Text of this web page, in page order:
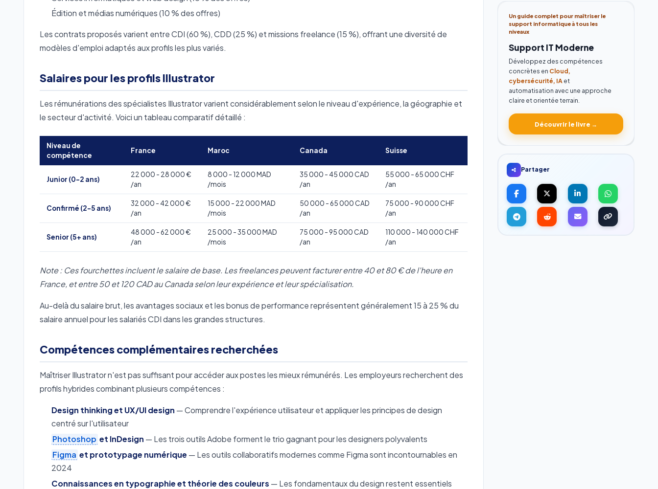
Édition et médias numériques (10 % des offres)
Les contrats proposés varient entre CDI (60 %), CDD (25 %) et missions freelance (15 %), offrant une diversité de
modèles d'emploi adaptés aux profils les plus variés.
Salaires pour les profils Illustrator
Les rémunérations des spécialistes Illustrator varient considérablement selon le niveau d'expérience, la géographie et
le secteur d'activité. Voici un tableau comparatif détaillé :
Niveau de
compétence
France Maroc Canada Suisse
Junior (0-2 ans)
22 000 - 28 000 €
/an
8 000 - 12 000 MAD
/mois
35 000 - 45 000 CAD
/an
55 000 - 65 000 CHF
/an
Confirmé (2-5 ans)
32 000 - 42 000 €
/an
15 000 - 22 000 MAD
/mois
50 000 - 65 000 CAD
/an
75 000 - 90 000 CHF
/an
Senior (5+ ans)
48 000 - 62 000 €
/an
25 000 - 35 000 MAD
/mois
75 000 - 95 000 CAD
/an
110 000 - 140 000 CHF
/an
Note : Ces fourchettes incluent le salaire de base. Les freelances peuvent facturer entre 40 et 80 € de l'heure en
France, et entre 50 et 120 CAD au Canada selon leur expérience et leur spécialisation.
Au-delà du salaire brut, les avantages sociaux et les bonus de performance représentent généralement 15 à 25 % du
salaire annuel pour les salariés CDI dans les grandes structures.
Compétences complémentaires recherchées
Maîtriser Illustrator n'est pas suffisant pour accéder aux postes les mieux rémunérés. Les employeurs recherchent des
profils hybrides combinant plusieurs compétences :
Design thinking et UX/UI design — Comprendre l'expérience utilisateur et appliquer les principes de design
centré sur l'utilisateur
Photoshop et InDesign — Les trois outils Adobe forment le trio gagnant pour les designers polyvalents
Figma et prototypage numérique — Les outils collaboratifs modernes comme Figma sont incontournables en
2024
Connaissances en typographie et théorie des couleurs — Les fondamentaux du design restent essentiels
Un guide complet pour maîtriser le
support informatique à tous les
niveaux
Support IT Moderne
Développez des compétences
concrètes en Cloud,
cybersécurité, IAet
automatisation avec une approche
claire et orientée terrain.
Découvrir le livre →
Partager